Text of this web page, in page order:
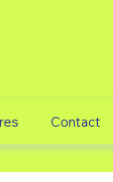
Contact